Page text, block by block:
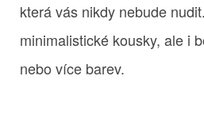
která vás nikdy nebude
minimalistické kousky, ale i
nebo více barev.